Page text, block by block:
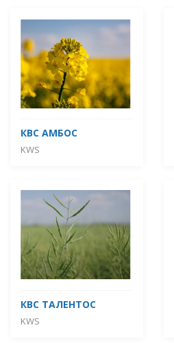
КВС АМБОС
KWS
КВС ТАЛЕНТОС
KWS